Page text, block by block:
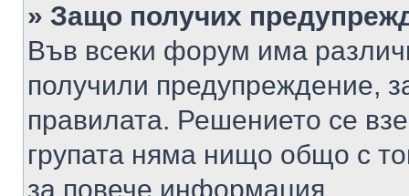
» Защо получих
Във всеки форум има
получили предупреждение,
правилата. Решението се
групата няма нищо общо с
за повече информация.